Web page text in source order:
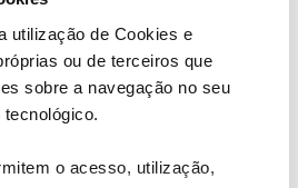
utilização de Cookies e
ou de terceiros que
sobre a navegação no seu
o acesso, utilização,
a velocidades elevadas
uma boa proposta para
torna fáceis as manobras
é.